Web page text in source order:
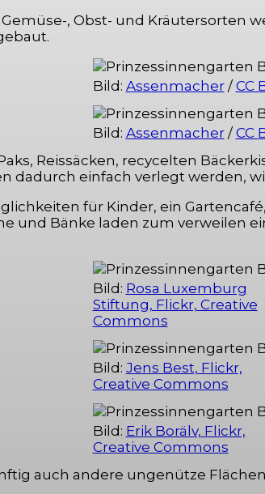
, Obst- und Kräutersorten
Bild: Assenmacher/ CC
Bild: Assenmacher/ CC
Reissäcken, recycelten
dadurch einfach verlegt werden,
für Kinder, ein
und Bänke laden zum verweilen
Bild: Rosa Luxemburg
Stiftung, Flickr, Creative
Commons
Bild: Jens Best, Flickr,
Creative Commons
Bild: Erik Borälv, Flickr,
Creative Commons
auch andere ungenütze